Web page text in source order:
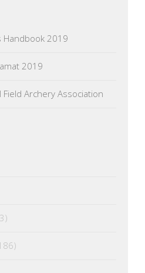
Handbook 2019
2019
Archery Association